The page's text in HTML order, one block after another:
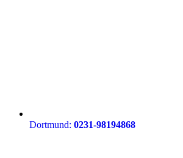
Dortmund: 0231-98194868